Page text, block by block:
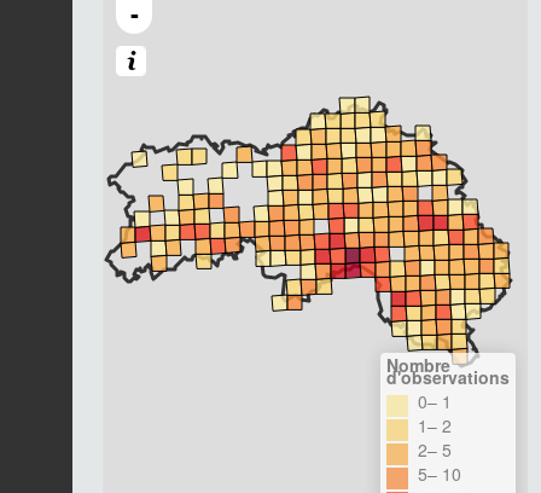
-
Nombre
d'observations
0– 1
1– 2
2– 5
5– 10